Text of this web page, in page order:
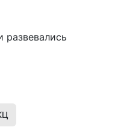
развевались